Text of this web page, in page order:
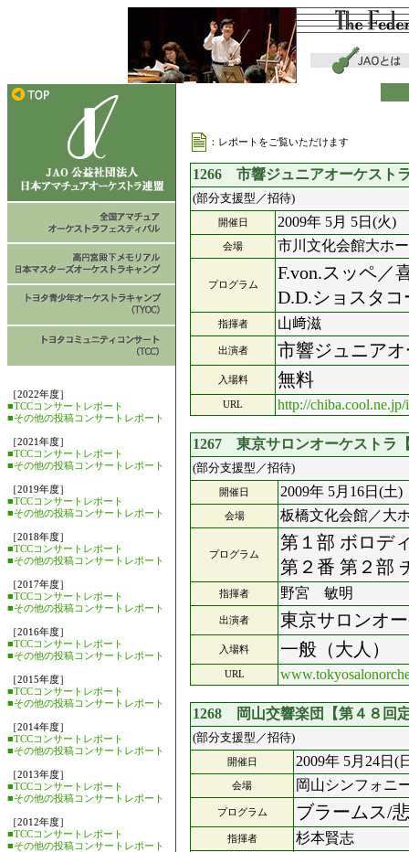
［2022年度］
■TCCコンサートレポート
■その他の投稿コンサートレポート
［2021年度］
■TCCコンサートレポート
■その他の投稿コンサートレポート
［2019年度］
■TCCコンサートレポート
■その他の投稿コンサートレポート
［2018年度］
■TCCコンサートレポート
■その他の投稿コンサートレポート
［2017年度］
■TCCコンサートレポート
■その他の投稿コンサートレポート
［2016年度］
■TCCコンサートレポート
■その他の投稿コンサートレポート
［2015年度］
■TCCコンサートレポート
■その他の投稿コンサートレポート
［2014年度］
■TCCコンサートレポート
■その他の投稿コンサートレポート
［2013年度］
■TCCコンサートレポート
■その他の投稿コンサートレポート
［2012年度］
■TCCコンサートレポート
■その他の投稿コンサートレポート
：レポートをご覧いただけます
1266 市響ジュニアオーケスト
(部分支援型／招待)
開催日 2009年 5月 5日(火)
会場 市川文化会館大ホ
プログラム
F.von.スッペ／
D.D.ショスタ
指揮者 山﨑滋
出演者 市響ジュニア
入場料 無料
URL http://
1267 東京サロンオーケストラ
(部分支援型／招待)
開催日 2009年 5月16日(土)
会場 板橋文化会館／大
プログラム
第１部 ボロデ
第２番 第２部
指揮者 野宮 敏明
出演者 東京サロンオ
入場料 一般（大人
URL
1268 岡山交響楽団【第４８回
(部分支援型／招待)
開催日 2009年 5月24日(
会場 岡山シンフォニ
プログラム ブラームス/
指揮者 杉本賢志